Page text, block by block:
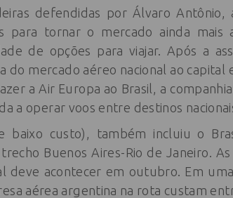
defendidas por Álvaro Antônio,
para tornar o mercado ainda mais
de opções para viajar. Após a
do mercado aéreo nacional ao capital
a Air Europa ao Brasil, a
a operar voos entre destinos
baixo custo), também incluiu o
Buenos Aires-Rio de Janeiro. As
deve acontecer em outubro. Em
aérea argentina na rota custam